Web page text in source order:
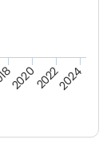
202020222024